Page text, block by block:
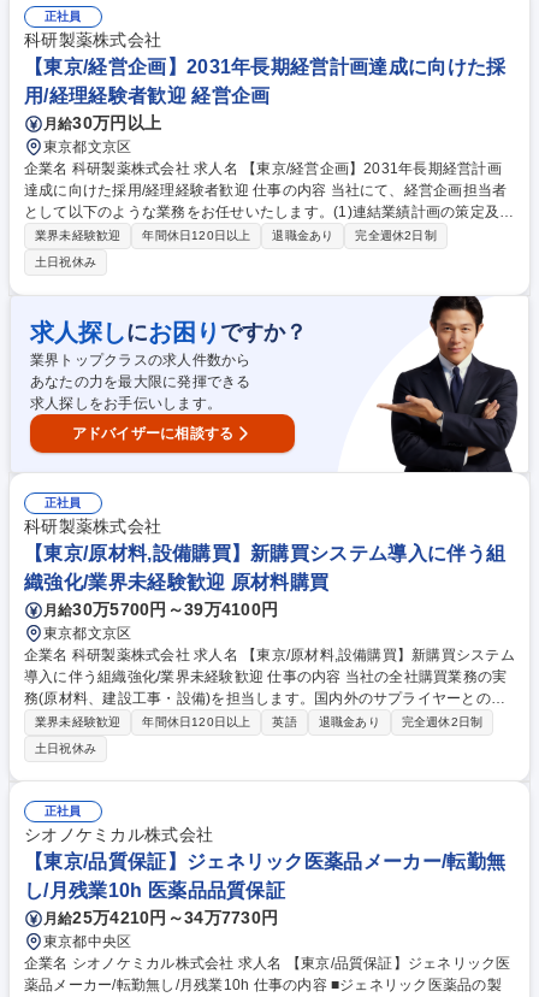
営業に加え、医薬品や医薬部外品、健康食品などの弊社開発商品の新規売
込みも行っていただきます。 募集職種 業界未経験歓迎※【東京/営業】ジ
ェネリック医薬品メーカー/転勤無し/月残業15h
正社員
科研製薬株式会社
【東京/経営企画】2031年長期経営計画達成に向けた採
用/経理経験者歓迎 経営企画
月給30万円以上
東京都文京区
企業名 科研製薬株式会社 求人名 【東京/経営企画】2031年長期経営計画
達成に向けた採用/経理経験者歓迎 仕事の内容 当社にて、経営企画担当者
として以下のような業務をお任せいたします。(1)連結業績計画の策定及び
予算・利益計画の策定、管理 (2)中長期経営計画の策定、進捗管理、対策
(1)について ■各部門の予算(売上計画/原価計画/費用計画)のとりまとめ及
び調整 ■各予算の予実管理 ■連結業績計画の策定 ■IFRS移行に向けた予算
策定方針の検討 (2)について ■中長期経営計画資料の作成サポート 募集職
種 【東京/経営企画】2031年長期経営計画達成に向けた採用/経理経験者歓
迎
業界未経験歓迎 年間休日120日以上 退職金あり
完全週休2日制
土日祝休み
求人探しにお困り ですか？
業界トップクラスの求人件数から
あなたの力を最大限に発揮できる
求人探しをお手伝いします。
アドバイザーに相談する
正社員
科研製薬株式会社
【東京/原材料,設備購買】新購買システム導入に伴う組
織強化/業界未経験歓迎 原材料購買
月給30万5700円～39万4100円
東京都文京区
企業名 科研製薬株式会社 求人名 【東京/原材料,設備購買】新購買システム
導入に伴う組織強化/業界未経験歓迎 仕事の内容 当社の全社購買業務の実
務(原材料、建設工事・設備)を担当します。国内外のサプライヤーとの価
格交渉、契約対応、SCM 管理に加え、購買システムの DX 推進など、幅
広く携わることが可能です。 (1) 購買・調達に関する社内外(海外含む)の
交渉・調整(原価低減、トラブル対応等) (2) 購入依頼対応、業者選定、見
積取得、発注、検収 (3) 各種法令対応(下請法、関税法、インボイス制度
等) (4) 購買システムの運用・管理・再構築(DX 推進) (5) SCM、サプライ
ヤー評価、環境対応 募集職種 【東京/原材料,設備購買】新購買システム導
入に伴う組織強化/業界未経験歓迎
業界未経験歓迎 年間休日120日以上 英語 退職金あり
完全週休2日制
土日祝休み
正社員
シオノケミカル株式会社
【東京/品質保証】ジェネリック医薬品メーカー/転勤無
し/月残業10h 医薬品品質保証
月給25万4210円～34万7730円
東京都中央区
企業名 シオノケミカル株式会社 求人名 【東京/品質保証】ジェネリック医
薬品メーカー/転勤無し/月残業10h 仕事の内容 ■ジェネリック医薬品の製